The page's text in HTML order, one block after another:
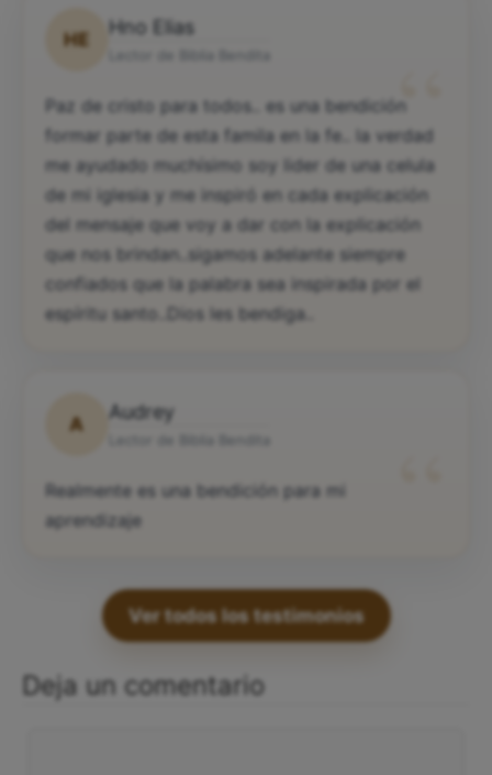
HE
Hno Elias
“
Paz de cristo para todos.. es una bendición
formar parte de esta famila en la fe.. la verdad
me ayudado muchísimo soy lider de una celula
de mi iglesia y me inspiró en cada explicación
del mensaje que voy a dar con la explicación
que nos brindan..sigamos adelante siempre
confiados que la palabra sea inspirada por el
espíritu santo..Dios les bendiga..
A
Audrey
Realmente es una bendición para mi
aprendizaje
Ver todos los testimonios
Deja un comentario